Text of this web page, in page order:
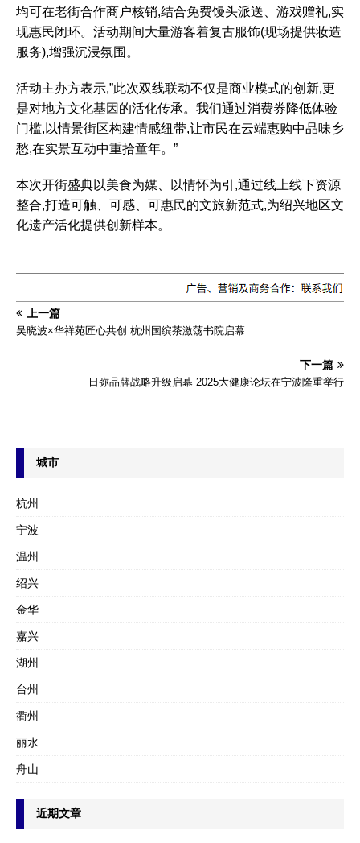
均可在老街合作商户核销,结合免费馒头派送、游戏赠礼,实
现惠民闭环。活动期间大量游客着复古服饰(现场提供妆造
服务),增强沉浸氛围。
活动主办方表示,”此次双线联动不仅是商业模式的创新,更
是对地方文化基因的活化传承。我们通过消费券降低体验
门槛,以情景街区构建情感纽带,让市民在云端惠购中品味乡
愁,在实景互动中重拾童年。”
本次开街盛典以美食为媒、以情怀为引,通过线上线下资源
整合,打造可触、可感、可惠民的文旅新范式,为绍兴地区文
化遗产活化提供创新样本。
上一篇
吴晓波×华祥苑匠心共创 杭州国缤茶激荡书院启幕
下一篇
日弥品牌战略升级启幕 2025大健康论坛在宁波隆重举行
城市
杭州
宁波
温州
绍兴
金华
嘉兴
湖州
台州
衢州
丽水
舟山
近期文章